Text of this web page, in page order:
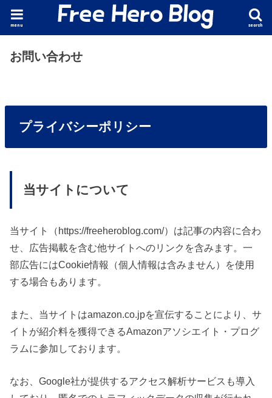
search
menu
お問い合わせ
プライバシーポリシー
当サイトについて
当サイト（https://freeheroblog.com/）は記事の内容に合わ
せ、広告掲載を含む他サイトへのリンクを含みます。一
部広告にはCookie情報（個人情報は含みません）を使用
する場合もあります。
また、当サイトはamazon.co.jpを宣伝することにより、サ
イトが紹介料を獲得できるAmazonアソシエイト・プログ
ラムに参加しております。
なお、Google社が提供するアクセス解析サービスも導入